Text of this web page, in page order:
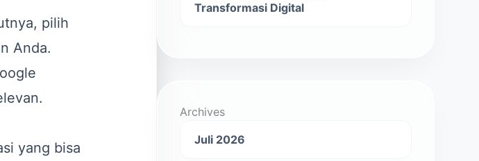
pilih
Anda.
yang bisa
Transformasi Digital
Archives
Juli 2026